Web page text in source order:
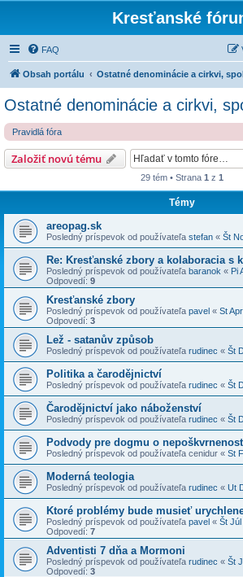
Kresťanské
FAQ
Obsah portálu Ostatné denominácie a cirkvi,
Ostatné denominácie a cirkvi,
Pravidlá fóra
Založiť novú tému
29 tém • Strana 1 z 1
Témy
areopag.sk
Posledný príspevok od používateľa stefan « Št
Re: Kresťanské zbory a kolaboracia s
Posledný príspevok od používateľa baranok « Pi
Odpovedí: 9
Kresťanské zbory
Posledný príspevok od používateľa pavel « St
Odpovedí: 3
Lež - satanův způsob
Posledný príspevok od používateľa rudinec « Št
Politika a čarodějnictví
Posledný príspevok od používateľa rudinec « Št
Čarodějnictví jako náboženství
Posledný príspevok od používateľa rudinec « Št
Podvody pre dogmu o
Posledný príspevok od používateľa cenidur « St
Moderná teologia
Posledný príspevok od používateľa rudinec « Ut
Ktoré problémy bude musieť
Posledný príspevok od používateľa pavel « Št
Odpovedí: 7
Adventisti 7 dňa a Mormoni
Posledný príspevok od používateľa rudinec « Št
Odpovedí: 3